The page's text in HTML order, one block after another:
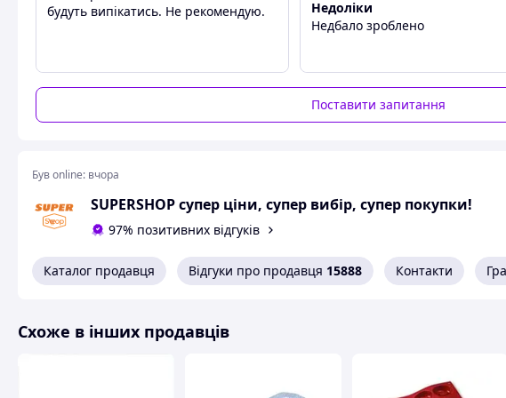
🎁Зробіть свято смачним – готуйте з любов’ю!
Замовляйте зараз – і потіште родину ароматними пасками!
будуть випікатись. Не рекомендую.
Недоліки
Недбало зроблено
Поставити запитання
Був online: вчора
SUPERSHOP супер ціни, супер вибір, супер покупки!
97% позитивних відгуків
Каталог продавця Відгуки про продавця 15888 Контакти
Схоже в інших продавців